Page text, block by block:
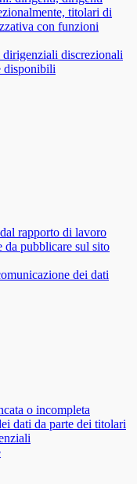
titolari di
con funzioni
discrezionali
disponibili
rapporto di lavoro
da pubblicare sul sito
dei dati
o incompleta
dati da parte dei titolari